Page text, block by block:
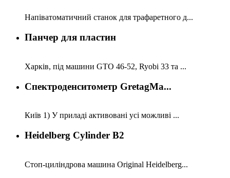
Напіватоматичний станок для трафаретного д...
Панчер для пластин
Харків, під машини GTO 46-52, Ryobi 33 та ...
Спектроденситометр GretagMa...
Київ 1) У приладі активовані усі можливі ...
Heidelberg Cylinder B2
Стоп-циліндрова машина Original Heidelberg...